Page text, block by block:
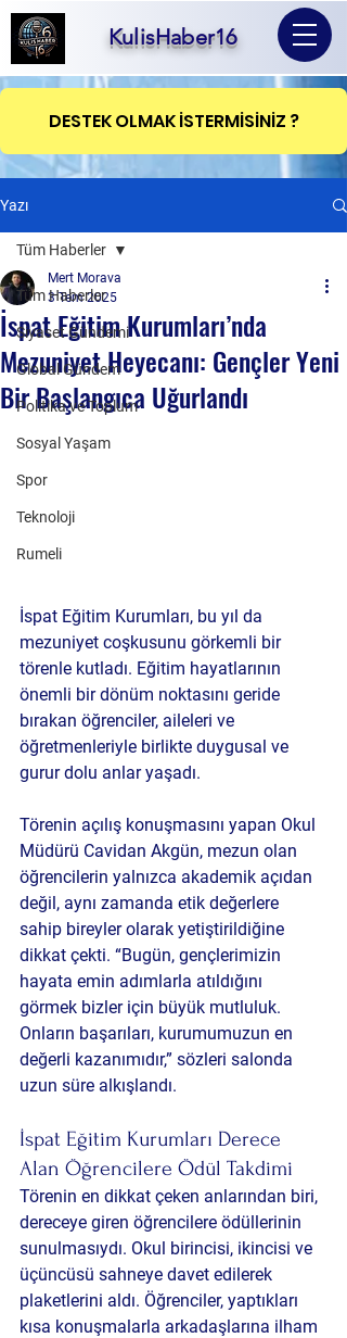
KulisHaber16
DESTEK OLMAK İSTERMİSİNİZ ?
Yazı
Tüm Haberler
Siyaset Gündemi
Global Gündem
Politika ve Toplum
Sosyal Yaşam
Spor
Teknoloji
Rumeli
Tüm Haberler
İspat Eğitim Kurumları’nda
Mezuniyet Heyecanı: Gençler Yeni
Bir Başlangıca Uğurlandı
Mert Morava
3 Tem 2025
İspat Eğitim Kurumları, bu yıl da
mezuniyet coşkusunu görkemli bir
törenle kutladı. Eğitim hayatlarının
önemli bir dönüm noktasını geride
bırakan öğrenciler, aileleri ve
öğretmenleriyle birlikte duygusal ve
gurur dolu anlar yaşadı.
Törenin açılış konuşmasını yapan Okul
Müdürü Cavidan Akgün, mezun olan
öğrencilerin yalnızca akademik açıdan
değil, aynı zamanda etik değerlere
sahip bireyler olarak yetiştirildiğine
dikkat çekti. “Bugün, gençlerimizin
hayata emin adımlarla atıldığını
görmek bizler için büyük mutluluk.
Onların başarıları, kurumumuzun en
değerli kazanımıdır,” sözleri salonda
uzun süre alkışlandı.
İspat Eğitim Kurumları Derece
Alan Öğrencilere Ödül Takdimi
Törenin en dikkat çeken anlarından biri,
dereceye giren öğrencilere ödüllerinin
sunulmasıydı. Okul birincisi, ikincisi ve
üçüncüsü sahneye davet edilerek
plaketlerini aldı. Öğrenciler, yaptıkları
kısa konuşmalarla arkadaşlarına ilham